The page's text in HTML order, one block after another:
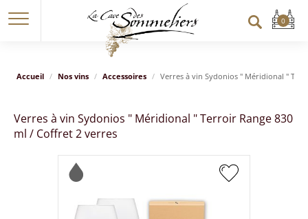
Accueil Nos vins Accessoires Verres à vin Sydonios " Méridional "
Verres à vin Sydonios " Méridional " Terroir Range 830
ml / Coffret 2 verres